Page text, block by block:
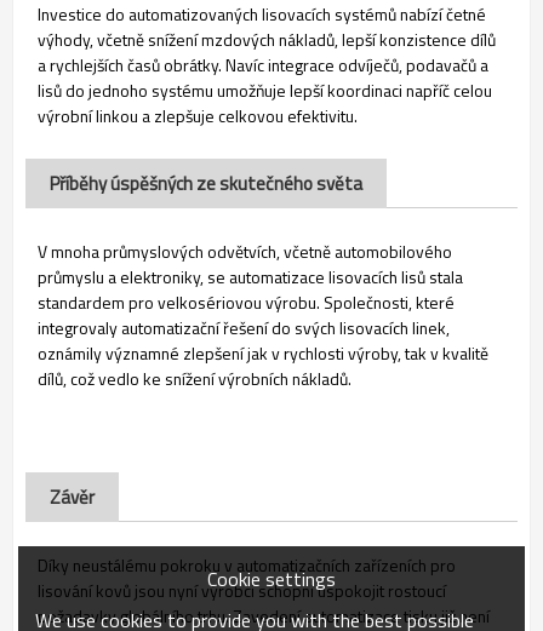
Investice do automatizovaných lisovacích systémů nabízí četné
výhody, včetně snížení mzdových nákladů, lepší konzistence dílů
a rychlejších časů obrátky. Navíc integrace odvíječů, podavačů a
lisů do jednoho systému umožňuje lepší koordinaci napříč celou
výrobní linkou a zlepšuje celkovou efektivitu.
Příběhy úspěšných ze skutečného světa
V mnoha průmyslových odvětvích, včetně automobilového
průmyslu a elektroniky, se automatizace lisovacích lisů stala
standardem pro velkosériovou výrobu. Společnosti, které
integrovaly automatizační řešení do svých lisovacích linek,
oznámily významné zlepšení jak v rychlosti výroby, tak v kvalitě
dílů, což vedlo ke snížení výrobních nákladů.
Závěr
Díky neustálému pokroku v automatizačních zařízeních pro
lisování kovů jsou nyní výrobci schopni uspokojit rostoucí
požadavky globálního trhu. Zavedení automatizace tisku již není
Cookie settings
We use cookies to provide you with the best possible